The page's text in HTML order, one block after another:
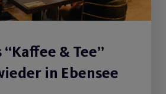
“Kaffee & Tee”
in Ebensee